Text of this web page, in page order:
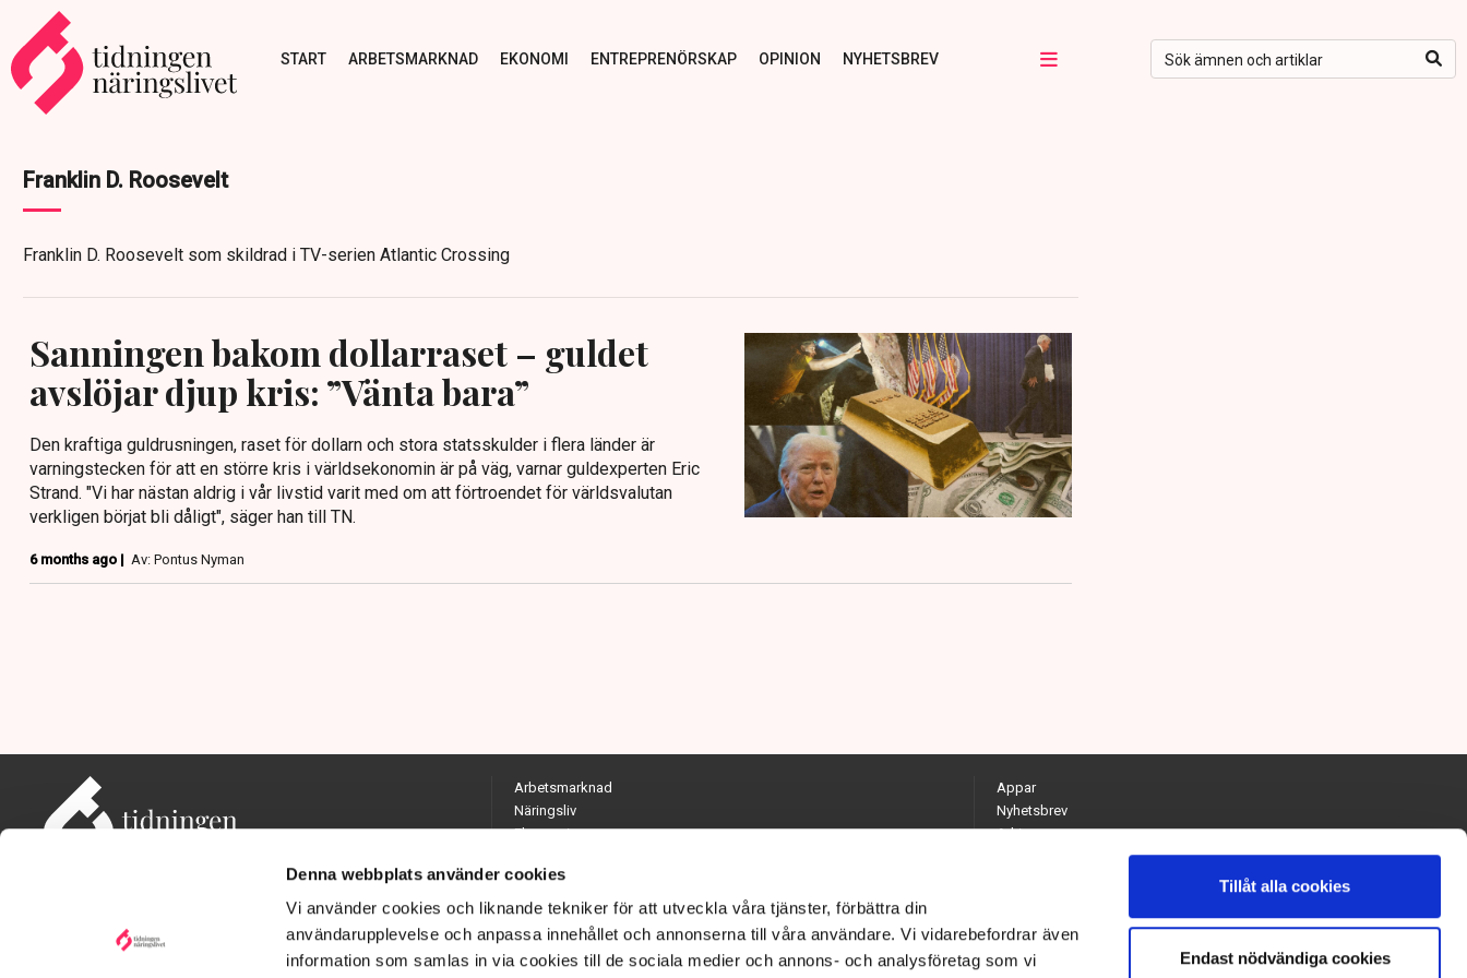
Denna webbplats använder cookies
Vi använder cookies och liknande tekniker för att utveckla våra tjänster, förbättra din
användarupplevelse och anpassa innehållet och annonserna till våra användare. Vi vidarebefordrar även
information som samlas in via cookies till de sociala medier och annons- och analysföretag som vi
Tillåt alla cookies
Endast nödvändiga cookies
START ARBETSMARKNAD EKONOMI ENTREPRENÖRSKAP OPINION NYHETSBREV
Franklin D. Roosevelt
Franklin D. Roosevelt som skildrad i TV-serien Atlantic Crossing
Sanningen bakom dollarraset – guldet
avslöjar djup kris: ”Vänta bara”
Den kraftiga guldrusningen, raset för dollarn och stora statsskulder i flera länder är
varningstecken för att en större kris i världsekonomin är på väg, varnar guldexperten Eric
Strand. "Vi har nästan aldrig i vår livstid varit med om att förtroendet för världsvalutan
verkligen börjat bli dåligt", säger han till TN.
6 months ago | Av: Pontus Nyman
Adress: Tidningen Näringslivet, 114 82 Stockholm
Arbetsmarknad
Näringsliv
Ekonomi
Opinion
Hållbarhet
Utrikes
Quiz
Appar
Nyhetsbrev
Arkiv
Kontakta redaktionen
Chefredaktör och ansvarig utgivare: